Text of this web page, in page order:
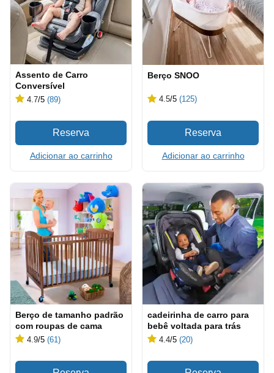
Assento de Carro
Conversível
4.7/5 (89)
Adicionar ao carrinho
Berço SNOO
4.5/5 (125)
Adicionar ao carrinho
Berço de tamanho padrão
com roupas de cama
4.9/5 (61)
cadeirinha de carro para
bebê voltada para trás
4.4/5 (20)